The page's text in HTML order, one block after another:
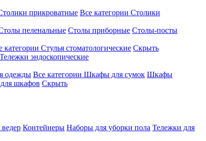
прикроватные Все категории Столики
пеленальные Столы приборные Столы-посты
категории Стулья стоматологические Скрыть
Тележки эндоскопические
одежды Все категории Шкафы для сумок Шкафы
шкафов Скрыть
Контейнеры Наборы для уборки пола Тележки для